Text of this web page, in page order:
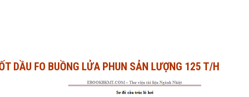
DẦU FO BUỒNG LỬA PHUN SẢN LƯỢNG 125 T/H